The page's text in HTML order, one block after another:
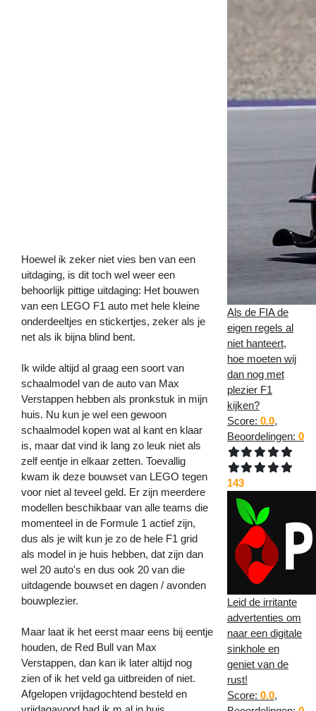
Volgend
:
weinig
zicht
op
Hoewel ik zeker niet vies ben van een
uitdaging, is dit toch wel weer een
behoorlijk pittige uitdaging: Het bouwen
van een LEGO F1 auto met hele kleine
onderdeeltjes en stickertjes, zeker als je
net als ik bijna blind bent.
Ik wilde altijd al graag een soort van
schaalmodel van de auto van Max
Verstappen hebben als pronkstuk in mijn
huis. Nu kun je wel een gewoon
schaalmodel kopen wat al kant en klaar
is, maar dat vind ik lang zo leuk niet als
zelf eentje in elkaar zetten. Toevallig
kwam ik deze bouwset van LEGO tegen
voor niet al teveel geld. Er zijn meerdere
modellen beschikbaar van alle teams die
momenteel in de Formule 1 actief zijn,
dus als je wilt kun je zo de hele F1 grid
als model in je huis hebben, dat zijn dan
wel 20 auto's en dus ook 20 van die
uitdagende bouwset en dagen / avonden
bouwplezier.
Maar laat ik het eerst maar eens bij eentje
houden, de Red Bull van Max
Verstappen, dan kan ik later altijd nog
zien of ik het veld ga uitbreiden of niet.
Afgelopen vrijdagochtend besteld en
Als de FIA de
eigen regels al
niet hanteert,
hoe moeten wij
dan nog met
plezier F1
kijken?
Score: 0.0,
Beoordelingen: 0
143
Leid de irritante
advertenties om
naar een digitale
sinkhole en
geniet van de
rust!
Score: 0.0,